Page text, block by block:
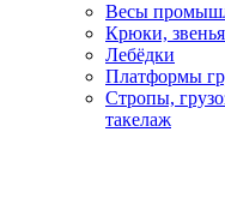
Весы
Крюки,
Лебёдки
Платформы
Стропы,
такелаж